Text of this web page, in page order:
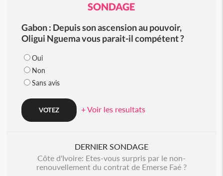
SONDAGE
Gabon : Depuis son ascension au pouvoir,
Oligui Nguema vous parait-il compétent ?
Oui
Non
Sans avis
+ Voir les resultats
DERNIER SONDAGE
Côte d'Ivoire: Etes-vous surpris par le non-
renouvellement du contrat de Emerse Faé ?